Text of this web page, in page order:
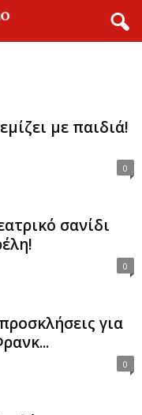
με παιδιά!
0
σανίδι
0
για
0